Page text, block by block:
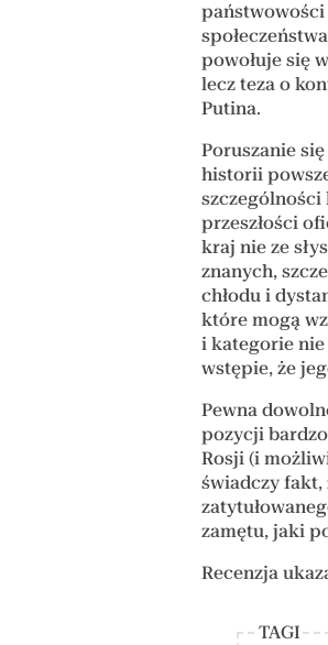
państwowości
powołuje się
lecz teza o
Putina.
Poruszanie
historii
przeszłości
kraj nie ze
znanych,
chłodu i
które mogą
i kategorie nie
wstępie, że
Pewna
pozycji
Rosji (i
świadczy fakt,
zamętu, jaki
Recenzja
TAGI